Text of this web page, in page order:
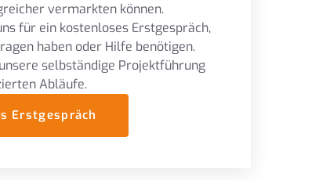
vermarkten können.
für ein kostenloses Erstgespräch,
haben oder Hilfe benötigen.
selbständige Projektführung
Abläufe.
Erstgespräch